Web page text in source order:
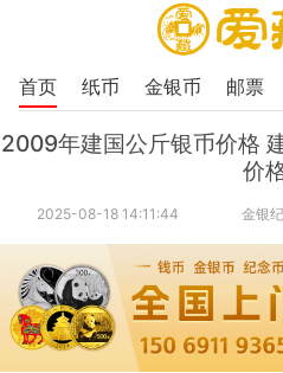
首页 纸币 金银币 邮票
2009年建国公斤银币价格
价
2025-08-18 14:11:44 金银